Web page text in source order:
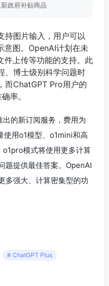
政府补贴商品
持图片输入，用户可以
意图。OpenAI计划在未
件上传等功能的支持。此
、博士级别科学问题时
而ChatGPT Pro用户的
率。
的新订阅服务，费用为
使用o1模型、o1mini和高
模式将使用更多计算
题提供最佳答案。OpenAI
多强大、计算密集型的功
# ChatGPT Plus